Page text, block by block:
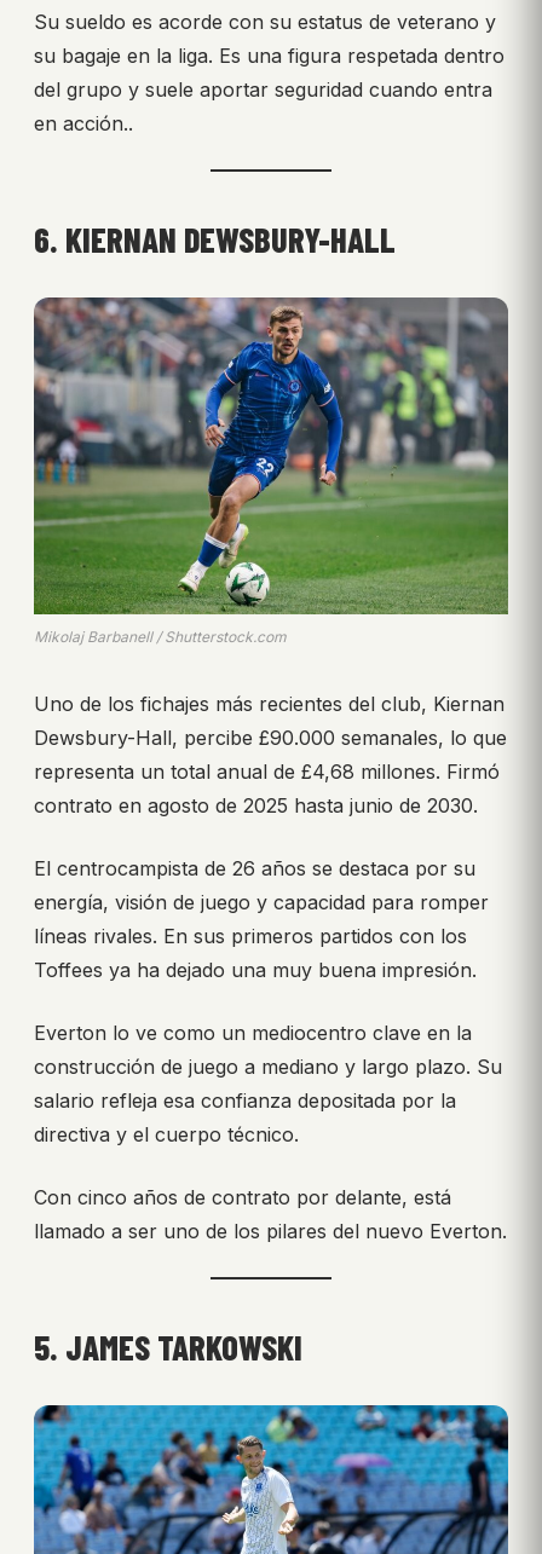
Su sueldo es acorde con su estatus de veterano y
su bagaje en la liga. Es una figura respetada dentro
del grupo y suele aportar seguridad cuando entra
en acción..
6. KIERNAN DEWSBURY-HALL
Mikolaj Barbanell / Shutterstock.com
Uno de los fichajes más recientes del club, Kiernan
Dewsbury-Hall, percibe £90.000 semanales, lo que
representa un total anual de £4,68 millones. Firmó
contrato en agosto de 2025 hasta junio de 2030.
El centrocampista de 26 años se destaca por su
energía, visión de juego y capacidad para romper
líneas rivales. En sus primeros partidos con los
Toffees ya ha dejado una muy buena impresión.
Everton lo ve como un mediocentro clave en la
construcción de juego a mediano y largo plazo. Su
salario refleja esa confianza depositada por la
directiva y el cuerpo técnico.
Con cinco años de contrato por delante, está
llamado a ser uno de los pilares del nuevo Everton.
5. JAMES TARKOWSKI